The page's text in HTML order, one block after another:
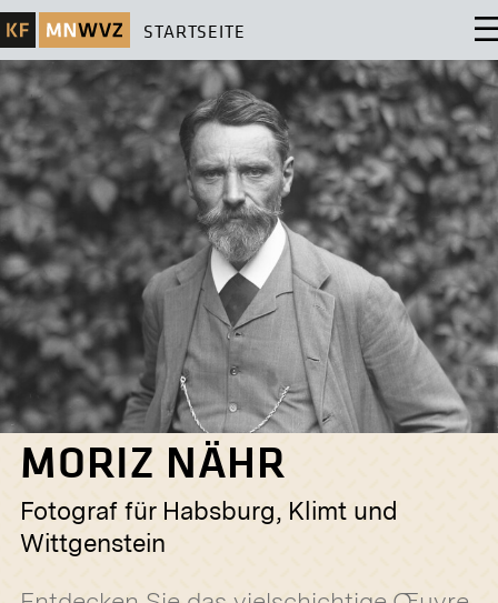
STARTSEITE
MORIZ NÄHR
Fotograf für Habsburg, Klimt und
Wittgenstein